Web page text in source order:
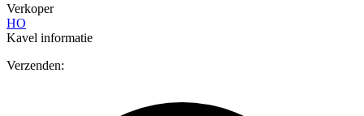
Verkoper
HO
Kavel informatie
Verzenden: